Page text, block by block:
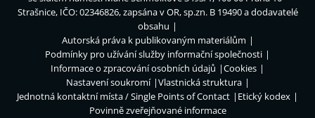
Strašnice, IČO: 02346826, zapsána v OR, sp.zn. B 19490 a dodavatelé
obsahu
Autorská práva k publikovaným materiálům
Podmínky pro užívání služby informační společnosti
Informace o zpracování osobních údajů
Cookies
Nastavení soukromí
Vlastnická struktura
Jednotná kontaktní místa / Single Points of Contact
Etický kodex
Povinně zveřejňované informace